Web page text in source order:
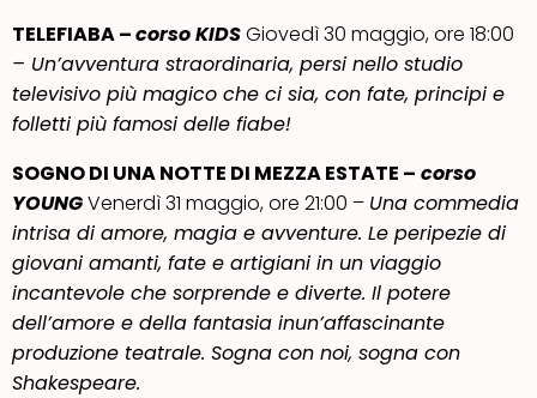
TELEFIABA –corso KIDSGiovedì 30 maggio, ore 18:00
– Un’avventura straordinaria, persi nello studio
televisivo più magico che ci sia, con fate, principi e
folletti più famosi delle fiabe!
SOGNO DI UNA NOTTE DI MEZZA ESTATE – corso
YOUNGVenerdì 31 maggio, ore 21:00 – Una commedia
intrisa di amore, magia e avventure. Le peripezie di
giovani amanti, fate e artigiani in un viaggio
incantevole che sorprende e diverte. Il potere
dell’amore e della fantasia inun’affascinante
produzione teatrale. Sogna con noi, sogna con
Shakespeare.